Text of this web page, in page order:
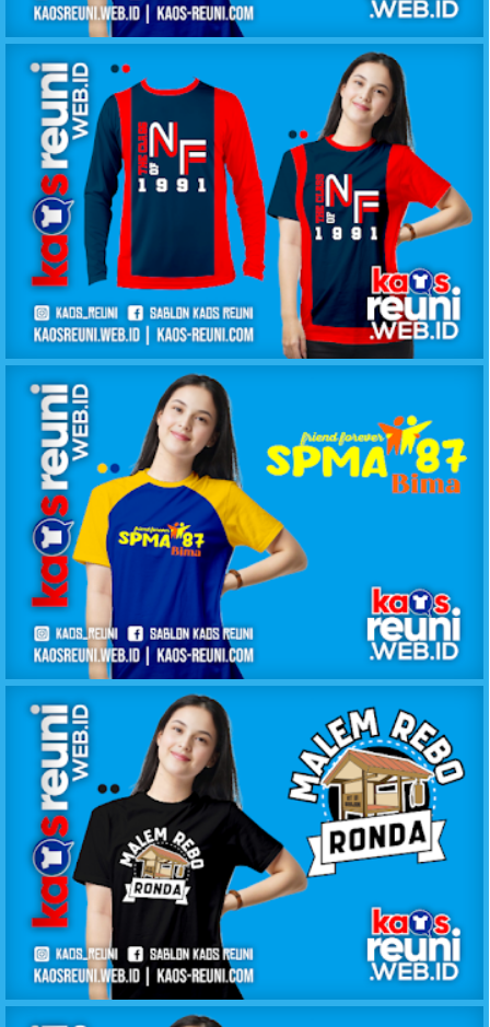
KAOS KELAS IPA SMANSA 2011
KAOS KELAS NF 1991
KAOS KELAS SPMA 87
KAOS MALEM REBO RONDA